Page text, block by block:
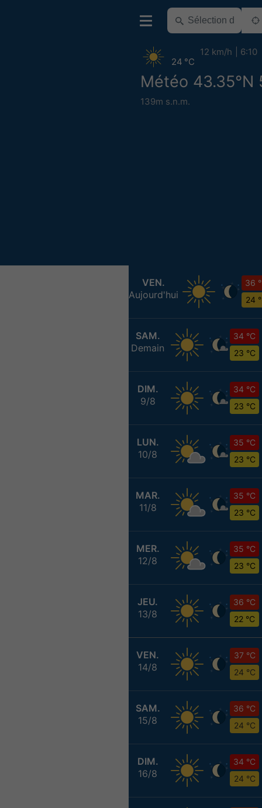
Météo 43.35°N
139m s.n.m.
24 °C
12 km/h 6:10
VEN.
Aujourd'hui
36
24
SAM.
Demain
34 °C
23 °C
DIM.
9/8
34 °C
23 °C
LUN.
10/8
35 °C
23 °C
MAR.
11/8
35 °C
23 °C
MER.
12/8
35 °C
23 °C
JEU.
13/8
36 °C
22 °C
VEN.
14/8
37 °C
24 °C
SAM.
15/8
36 °C
24 °C
DIM.
16/8
34 °C
24 °C